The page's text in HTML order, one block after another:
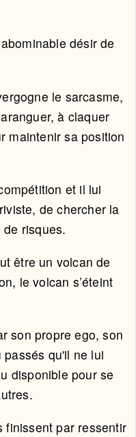
désir de
le sarcasme,
à claquer
maintenir sa position
et il lui
de chercher la
risques.
être un volcan de
le volcan s’éteint
son propre ego, son
qu'il ne lui
disponible pour se
finissent par ressentir